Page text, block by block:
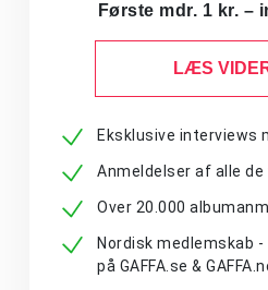
Første mdr. 1 kr. –
LÆS
Eksklusive interviews
Anmeldelser af alle
Over 20.000
Nordisk medlemskab
på GAFFA.se &